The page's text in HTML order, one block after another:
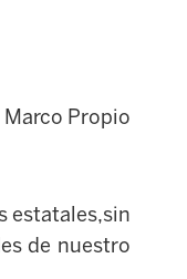
Propio
estatales,sin
de nuestro